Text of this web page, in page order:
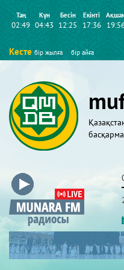
Таң
02:49
Күн
04:43
Бесін
12:25
Екінті
17:36
Кесте бір жылға бір айға